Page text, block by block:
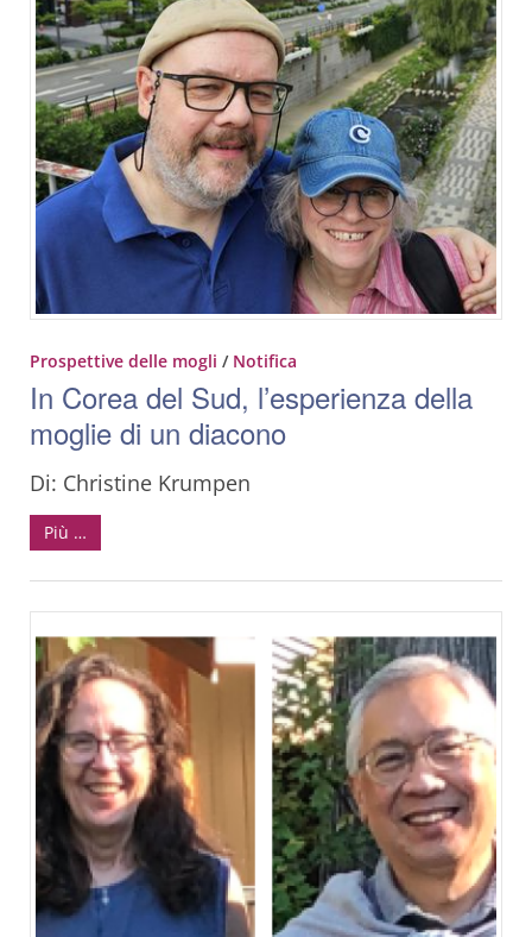
Prospettive delle mogli / Notifica
In Corea del Sud, l’esperienza della
moglie di un diacono
Di: Christine Krumpen
Più …